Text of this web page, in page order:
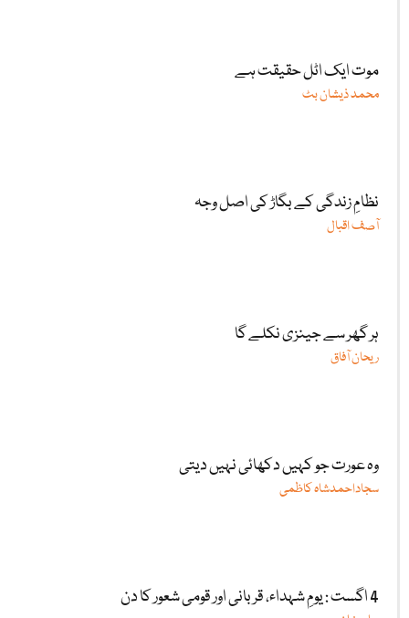
موت ایک اٹل حقیقت ہے
محمد ذیشان بٹ
نظامِ زندگی کے بگاڑ کی اصل وجہ
آصف اقبال
ہر گھر سے جینزی نکلے گا
ریحان آفاق
وہ عورت جو کہیں دکھائی نہیں دیتی
سجاداحمدشاہ کاظمی
4 اگست : یومِ شہداء، قربانی اور قومی شعور کا دن